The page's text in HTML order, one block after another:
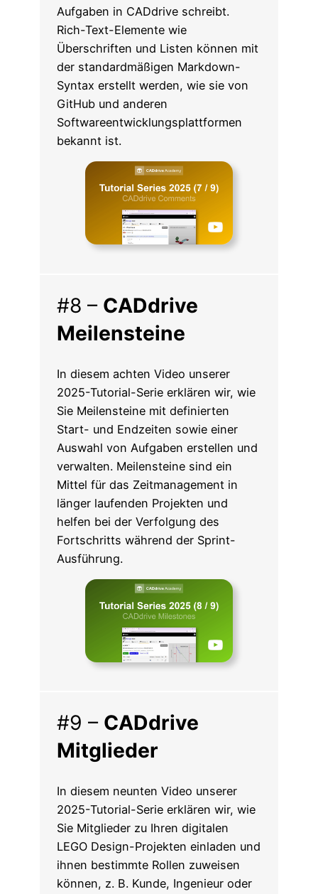
Aufgaben in CADdrive schreibt.
Rich-Text-Elemente wie
Überschriften und Listen können mit
der standardmäßigen Markdown-
Syntax erstellt werden, wie sie von
GitHub und anderen
Softwareentwicklungsplattformen
bekannt ist.
#8 – CADdrive
Meilensteine
In diesem achten Video unserer
2025-Tutorial-Serie erklären wir, wie
Sie Meilensteine mit definierten
Start- und Endzeiten sowie einer
Auswahl von Aufgaben erstellen und
verwalten. Meilensteine sind ein
Mittel für das Zeitmanagement in
länger laufenden Projekten und
helfen bei der Verfolgung des
Fortschritts während der Sprint-
Ausführung.
#9 – CADdrive
Mitglieder
In diesem neunten Video unserer
2025-Tutorial-Serie erklären wir, wie
Sie Mitglieder zu Ihren digitalen
LEGO Design-Projekten einladen und
ihnen bestimmte Rollen zuweisen
können, z. B. Kunde, Ingenieur oder